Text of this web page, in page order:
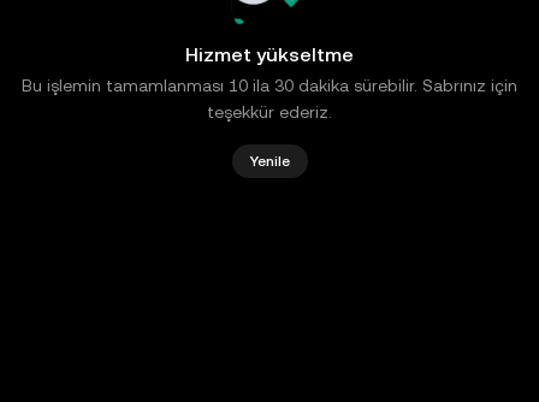
Hizmet yükseltme
Bu işlemin tamamlanması 10 ila 30 dakika sürebilir. Sabrınız için
teşekkür ederiz.
Yenile